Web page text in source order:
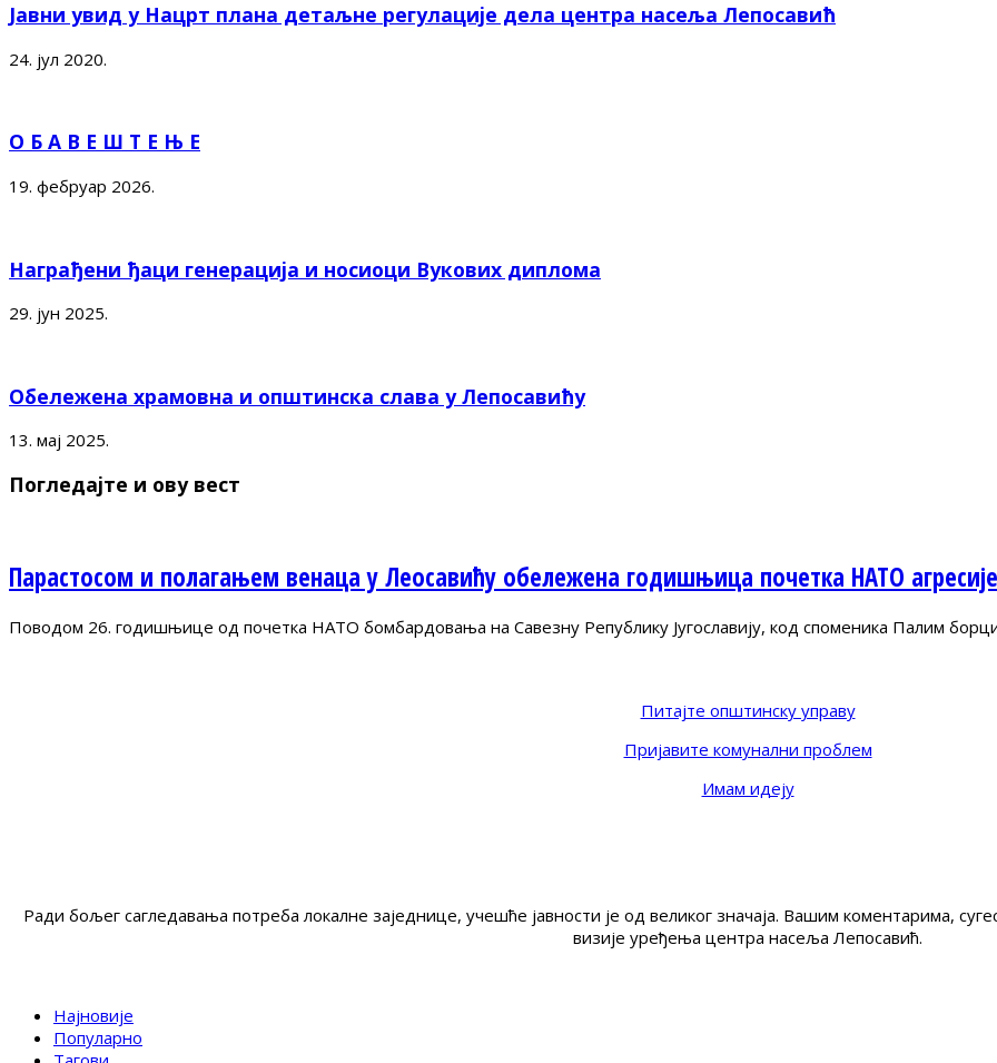
Јавни увид у Нацрт плана детаљне регулације дела центра насеља Лепосавић
24. јул 2020.
О Б А В Е Ш Т Е Њ Е
19. фебруар 2026.
Награђени ђаци генерација и носиоци Вукових диплома
29. јун 2025.
Обележена храмовна и општинска слава у Лепосавићу
13. мај 2025.
Погледајте и ову вест
Парастосом и полагањем венаца у Леосавићу обележена годишњица почетка НАТО агресије
Поводом 26. годишњице од почетка НАТО бомбардовања на Савезну Републику Југославију, код споменика Палим
Питајте општинску управу
Пријавите комунални проблем
Имам идеју
Ради бољег сагледавања потреба локалне заједнице, учешће јавности је од великог значаја. Вашим коментарима,
визије уређења центра насеља Лепосавић.
Најновије
Популарно